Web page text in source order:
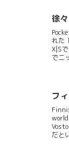
徐
れた
X|S
でニ
フ
だと